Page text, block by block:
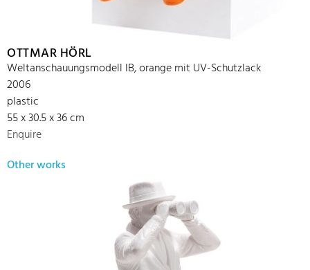
OTTMAR HÖRL
Weltanschauungsmodell IB, orange mit UV-Schutzlack
2006
plastic
55 x 30.5 x 36 cm
Enquire
Other works